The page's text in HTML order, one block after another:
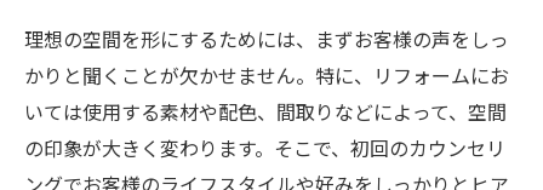
理想の空間を形にするためには、まずお客様の声をしっ
かりと聞くことが欠かせません。特に、リフォームにお
いては使用する素材や配色、間取りなどによって、空間
の印象が大きく変わります。そこで、初回のカウンセリ
ングでお客様のライフスタイルや好みをしっかりとヒア